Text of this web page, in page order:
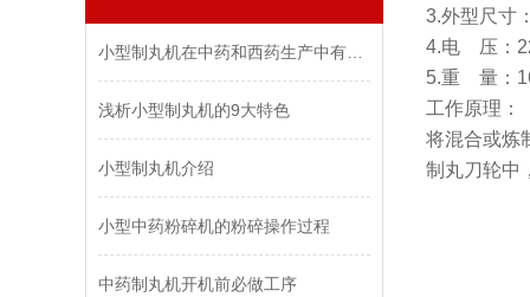
浅析小型制丸机的9大特色
小型制丸机介绍
小型中药粉碎机的粉碎操作过程
中药制丸机开机前必做工序
3.外型尺寸
4.电 压：
5.重 量：
工作原理：
将混合或炼
制丸刀轮中